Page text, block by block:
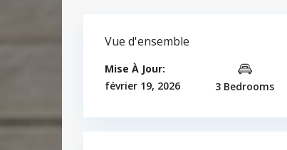
Vue d'ensemble
Mise À Jour:
février 19, 2026
3 Bedrooms